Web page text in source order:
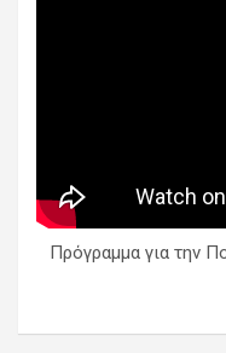
Πρόγραμμα για την